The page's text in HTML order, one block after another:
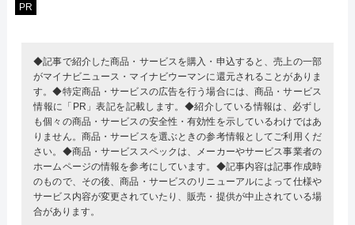
PR
◆記事で紹介した商品・サービスを購入・申込すると、売上の一部
がマイナビニュース・マイナビウーマンに還元されることがありま
す。◆特定商品・サービスの広告を行う場合には、商品・サービス
情報に「PR」表記を記載します。◆紹介している情報は、必ずし
も個々の商品・サービスの安全性・有効性を示しているわけではあ
りません。商品・サービスを選ぶときの参考情報としてご利用くだ
さい。◆商品・サービススペックは、メーカーやサービス事業者の
ホームページの情報を参考にしています。◆記事内容は記事作成時
のもので、その後、商品・サービスのリニューアルによって仕様や
サービス内容が変更されていたり、販売・提供が中止されている場
合があります。